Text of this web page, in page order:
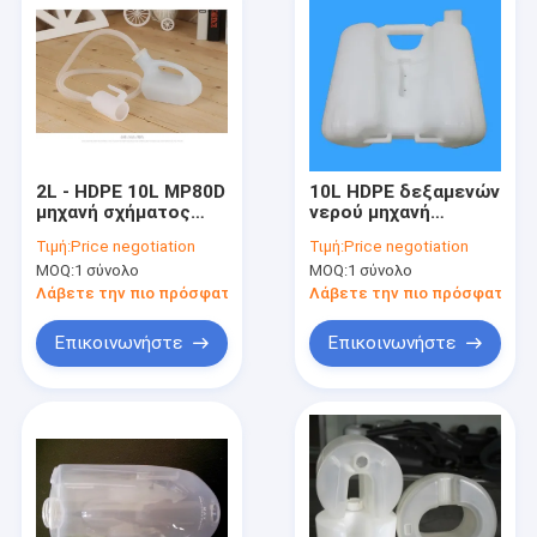
Προϊόντα
Περίπου εμείς
2L - HDPE 10L MP80D
μηχανή σχήματος
ιατρικό
εμπορευματοκιβώτιο
Τιμή:Price negotiation
MOQ:1 σύνολο
Λάβετε την πιο πρόσφατη τιμή
Επικοινωνήστε
10L HDPE δεξαμενών
νερού μηχανή
χτυπήματος
υδραυλική Drive με
τα πρότυπα CE
Τιμή:Price negotiation
MOQ:1 σύνολο
Λάβετε την πιο πρόσφατη
Επικοινωνήστε